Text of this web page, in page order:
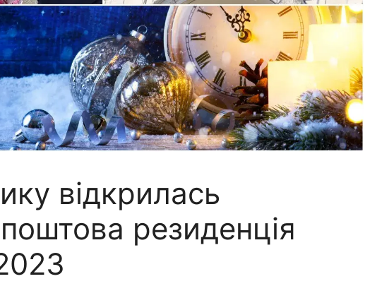
відкрилась
резиденція